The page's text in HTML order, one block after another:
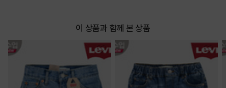
이 상품과 함께 본 상품